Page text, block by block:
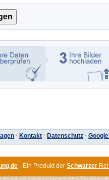
· Kontakt · Datenschutz ·
· Ein Produkt der Schwarzer